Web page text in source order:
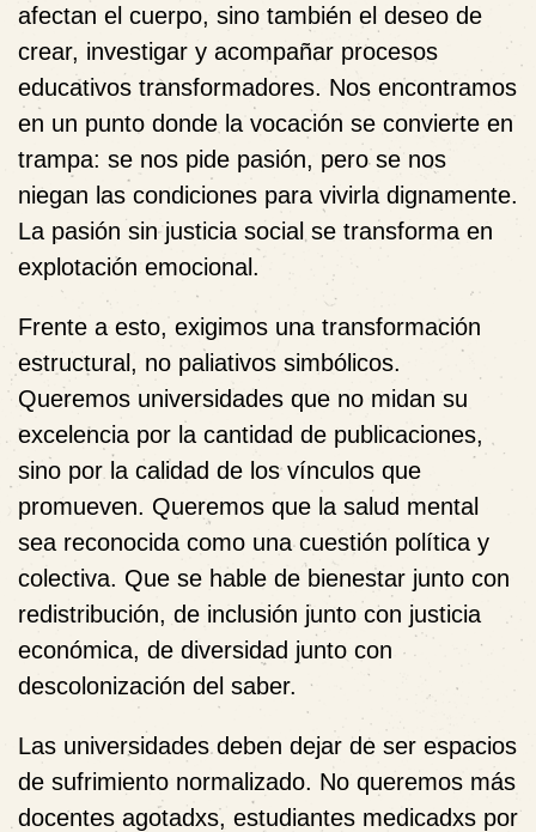
afectan el cuerpo, sino también el deseo de
crear, investigar y acompañar procesos
educativos transformadores. Nos encontramos
en un punto donde la vocación se convierte en
trampa: se nos pide pasión, pero se nos
niegan las condiciones para vivirla dignamente.
La pasión sin justicia social se transforma en
explotación emocional.
Frente a esto, exigimos una transformación
estructural, no paliativos simbólicos.
Queremos universidades que no midan su
excelencia por la cantidad de publicaciones,
sino por la calidad de los vínculos que
promueven. Queremos que la salud mental
sea reconocida como una cuestión política y
colectiva. Que se hable de bienestar junto con
redistribución, de inclusión junto con justicia
económica, de diversidad junto con
descolonización del saber.
Las universidades deben dejar de ser espacios
de sufrimiento normalizado. No queremos más
docentes agotadxs, estudiantes medicadxs por